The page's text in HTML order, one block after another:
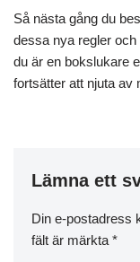
Så nästa gång du
dessa nya regler
du är en bokslukare
fortsätter att njuta av
Lämna ett
Din e-postadress
fält är märkta *